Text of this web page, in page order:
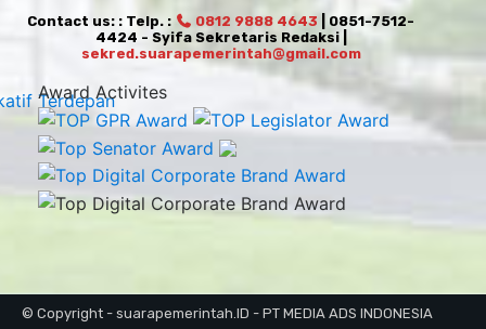
Contact us: : Telp. : 0812 9888 4643 | 0851-7512-
4424 - Syifa Sekretaris Redaksi |
sekred.suarapemerintah@gmail.com
Award Activites
© Copyright - suarapemerintah.ID - PT MEDIA ADS INDONESIA